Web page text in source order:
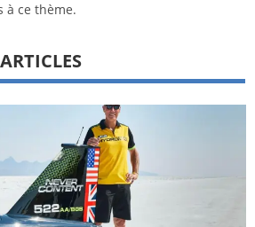
à ce thème.